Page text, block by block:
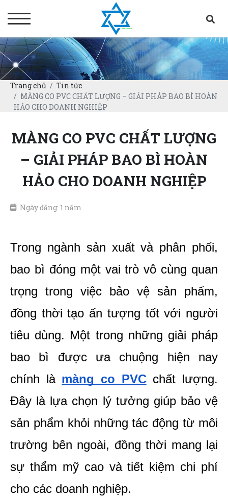
Trang chủ
Tin tức
MÀNG CO PVC CHẤT LƯỢNG – GIẢI PHÁP BAO BÌ HOÀN
HẢO CHO DOANH NGHIỆP
MÀNG CO PVC CHẤT LƯỢNG
– GIẢI PHÁP BAO BÌ HOÀN
HẢO CHO DOANH NGHIỆP
Ngày đăng: 1 năm
Trong ngành sản xuất và phân phối,
bao bì đóng một vai trò vô cùng quan
trọng trong việc bảo vệ sản phẩm,
đồng thời tạo ấn tượng tốt với người
tiêu dùng. Một trong những giải pháp
bao bì được ưa chuộng hiện nay
chính là màng co PVC chất lượng.
Đây là lựa chọn lý tưởng giúp bảo vệ
sản phẩm khỏi những tác động từ môi
trường bên ngoài, đồng thời mang lại
sự thẩm mỹ cao và tiết kiệm chi phí
cho các doanh nghiệp.